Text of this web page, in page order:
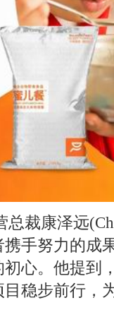
裁康泽远
手努力的成
心。他提到
稳步前行，